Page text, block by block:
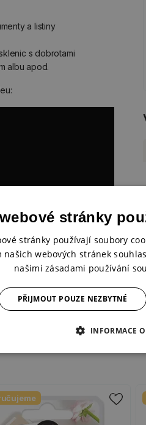
a listiny
s dobrotami
albu apod.
stránky
stránky používají soubory
našich webových stránek
našimi zásadami používání
PŘIJMOUT POUZE NEZBYTNÉ
INFORMACE